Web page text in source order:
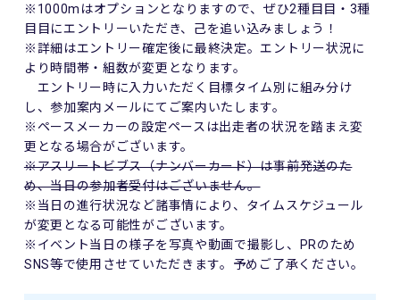
※1000mはオプションとなりますので、ぜひ2種目目・3種
目目にエントリーいただき、己を追い込みましょう！
※詳細はエントリー確定後に最終決定。エントリー状況に
より時間帯・組数が変更となります。
エントリー時に入力いただく目標タイム別に組み分け
し、参加案内メールにてご案内いたします。
※ペースメーカーの設定ペースは出走者の状況を踏まえ変
更となる場合がございます。
※アスリートビブス（ナンバーカード）は事前発送のた
め、当日の参加者受付はございません。
※当日の進行状況など諸事情により、タイムスケジュール
が変更となる可能性がございます。
※イベント当日の様子を写真や動画で撮影し、PRのため
SNS等で使用させていただきます。予めご了承ください。